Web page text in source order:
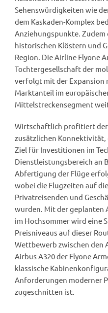
Sehenswürdigkeiten wie
dem Kaskaden-Komplex
Anziehungspunkte. Zudem
historischen Klöstern und
Region. Die Airline Flyone
Tochtergesellschaft der
verfolgt mit der Expansion
Marktanteil im
Mittelstreckensegment
Wirtschaftlich profitiert
zusätzlichen Konnektivität,
Ziel für Investitionen im
Dienstleistungsbereich an
Abfertigung der Flüge
wobei die Flugzeiten auf
Privatreisenden und
wurden. Mit der geplanten
im Hochsommer wird eine
Preisniveaus auf dieser
Wettbewerb zwischen den
Airbus A320 der Flyone
klassische
Anforderungen moderner
zugeschnitten ist.